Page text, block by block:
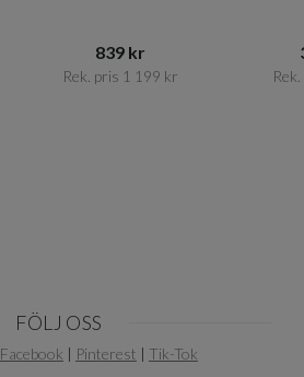
839 kr​​
Rek. pris 1 199 kr​​
FÖLJ OSS
Facebook | Pinterest | Tik-Tok